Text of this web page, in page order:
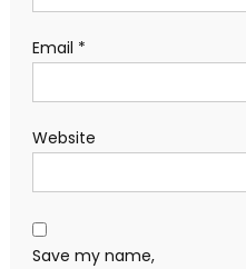
Email *
Website
Save my name,